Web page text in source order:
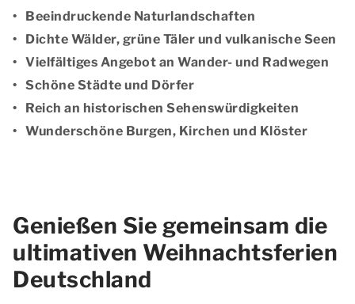
Beeindruckende Naturlandschaften
Dichte Wälder, grüne Täler und vulkanische Seen
Vielfältiges Angebot an Wander- und Radwegen
Schöne Städte und Dörfer
Reich an historischen Sehenswürdigkeiten
Wunderschöne Burgen, Kirchen und Klöster
Genießen Sie gemeinsam die
ultimativen Weihnachtsferien
Deutschland